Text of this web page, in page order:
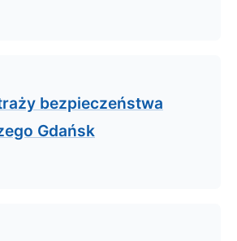
bezpieczeństwa
Gdańsk